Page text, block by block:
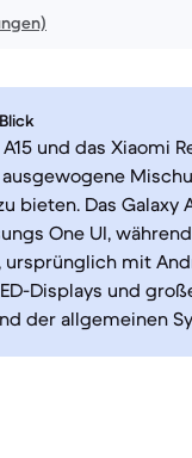
und das Xiaomi
bieten. Das Galaxy
One UI,
mit
Displays und
der allgemeinen